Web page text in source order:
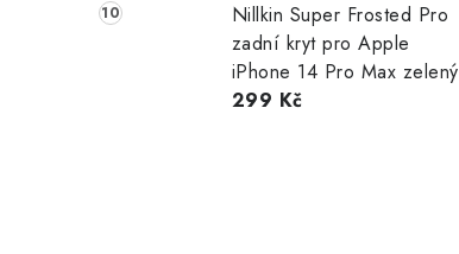
Nillkin Super Frosted Pro
zadní kryt pro Apple
iPhone 14 Pro Max zelený
299 Kč